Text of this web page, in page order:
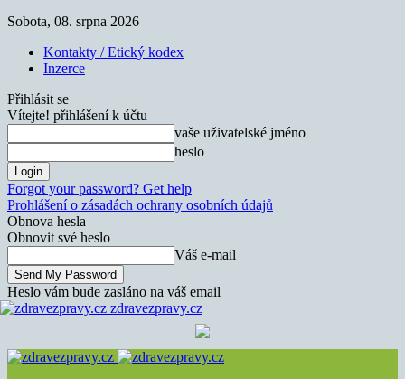
Sobota, 08. srpna 2026
Kontakty / Etický kodex
Inzerce
Přihlásit se
Vítejte! přihlášení k účtu
vaše uživatelské jméno
heslo
Forgot your password? Get help
Prohlášení o zásadách ochrany osobních údajů
Obnova hesla
Obnovit své heslo
Váš e-mail
Heslo vám bude zasláno na váš email
zdravezpravy.cz